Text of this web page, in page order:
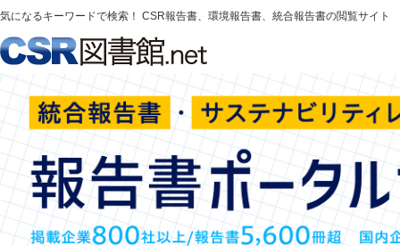
気になるキーワードで検索！ CSR報告書、環境報告書、統合報告書の閲覧サイト